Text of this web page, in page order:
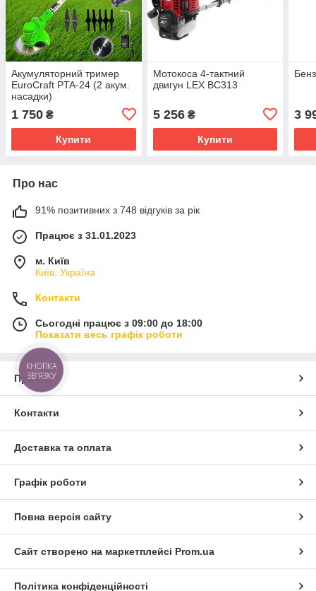
Акумуляторний тример
EuroCraft PTA-24 (2 акум.
насадки)
1 750 ₴
Купити
Мотокоса 4-тактний
двигун LEX BC313
5 256₴
Купити
3
Про нас
91% позитивних з 748 відгуків за рік
Працює з 31.01.2023
м. Київ
Київ, Україна
Контакти
Сьогодні працює з 09:00 до 18:00
Показати весь графік роботи
Про нас
Контакти
Доставка та оплата
Графік роботи
Повна версія сайту
Сайт створено на маркетплейсі Prom.ua
Політика конфіденційності
КНОПКА
ЗВ'ЯЗКУ